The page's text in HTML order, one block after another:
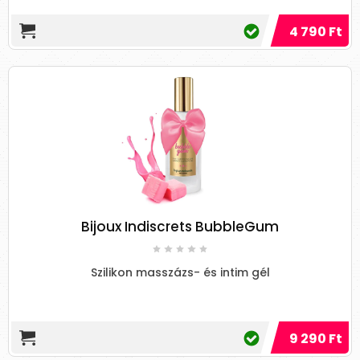
gyógynövényekkel és illóolajokkal.
Ezenkívül nem irritálja a bőrt, ezért kedvelik
A szőlőolaj könnyű és selymesnek érzi tőle a
bőrét. Bármely más masszázsolajhoz
viszonyítva, ez az olaj különösen kellemes
érzetet kölcsönöz a bőrének és az fényes lesz
tőle. A szőlő olaj szagtalan vagy nagyon
minimális illattal rendelkezik, ezért kiváló
választás egy relaxáló masszázshoz. Azonban
a lepedőn foltot hagyhat.
A szőlőmagolaj resveratrolot tartalmaz.
rendelkezik. Megakadályozza a patogének,
például a Staphylococcus aureus, a
4 790 Ft
Bijoux Indiscrets BubbleGum
Szilikon masszázs- és intim gél
9 290 Ft